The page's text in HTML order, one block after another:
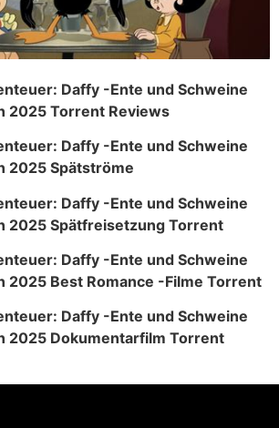
Daffy -Ente und Schweine
2025 Torrent Reviews
Daffy -Ente und Schweine
2025 Spätströme
Daffy -Ente und Schweine
2025 Spätfreisetzung Torrent
Daffy -Ente und Schweine
2025 Best Romance -Filme Torrent
Daffy -Ente und Schweine
2025 Dokumentarfilm Torrent